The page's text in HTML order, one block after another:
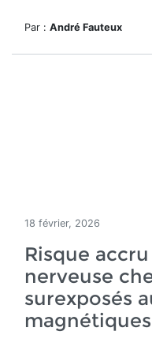
Par : André Fauteux
18 février, 2026
Risque
nerveuse
surexposés
magnétiques